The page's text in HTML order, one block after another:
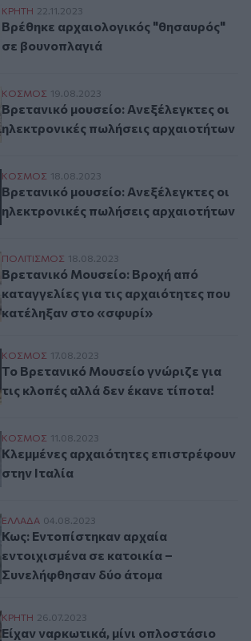
Βρέθηκε αρχαιολογικός "θησαυρός" σε
ΚΡΗΤΗ 22.11.2023
Βρέθηκε αρχαιολογικός "θησαυρός"
σε βουνοπλαγιά
Βρετανικό μουσείο: Ανεξέλεγκτες οι
ΚΟΣΜΟΣ 19.08.2023
Βρετανικό μουσείο: Ανεξέλεγκτες οι
ηλεκτρονικές πωλήσεις αρχαιοτήτων
Βρετανικό μουσείο: Ανεξέλεγκτες οι
ΚΟΣΜΟΣ 18.08.2023
Βρετανικό μουσείο: Ανεξέλεγκτες οι
ηλεκτρονικές πωλήσεις αρχαιοτήτων
Βρετανικό Μουσείο: Βροχή από
ΠΟΛΙΤΙΣΜΟΣ 18.08.2023
Βρετανικό Μουσείο: Βροχή από
καταγγελίες για τις αρχαιότητες που
κατέληξαν στο «σφυρί»
Το Βρετανικό Μουσείο γνώριζε για τις
ΚΟΣΜΟΣ 17.08.2023
Το Βρετανικό Μουσείο γνώριζε για
τις κλοπές αλλά δεν έκανε τίποτα!
Κλεμμένες αρχαιότητες επιστρέφουν
ΚΟΣΜΟΣ 11.08.2023
Κλεμμένες αρχαιότητες επιστρέφουν
στην Ιταλία
Κως: Εντοπίστηκαν αρχαία
ΕΛΛAΔΑ 04.08.2023
Κως: Εντοπίστηκαν αρχαία
εντοιχισμένα σε κατοικία –
Συνελήφθησαν δύο άτομα
Είχαν ναρκωτικά, μίνι οπλοστάσιο και...
ΚΡΗΤΗ 26.07.2023
Είχαν ναρκωτικά, μίνι οπλοστάσιο